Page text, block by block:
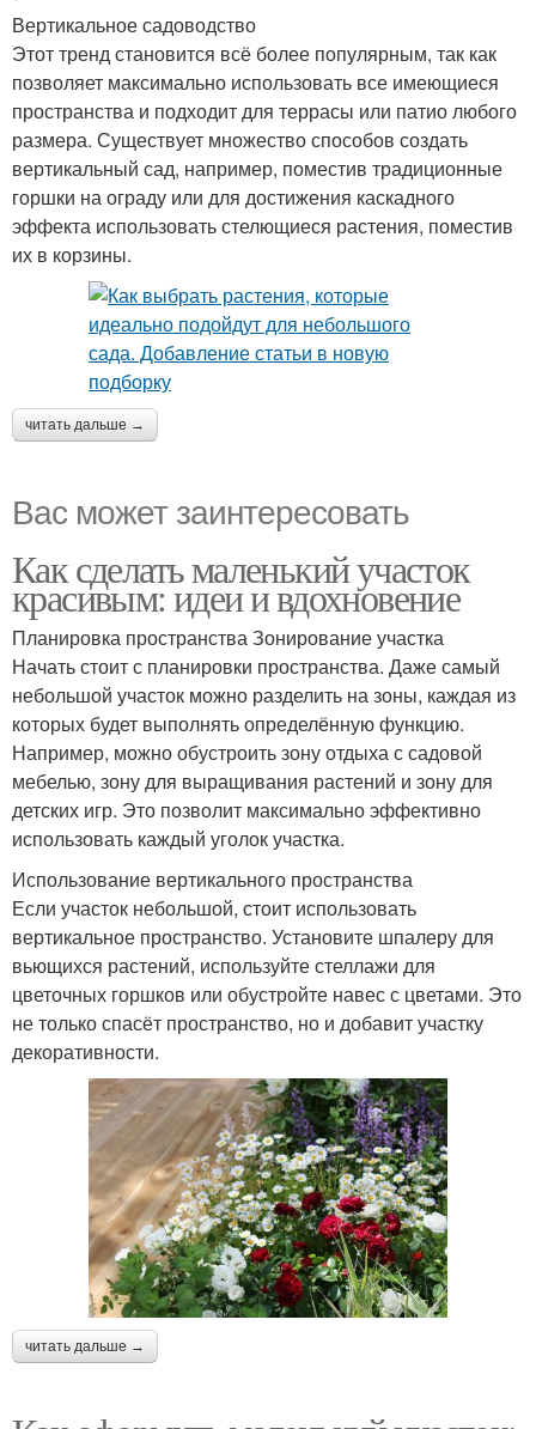
Вертикальное садоводство
Этот тренд становится всё более популярным, так как
позволяет максимально использовать все имеющиеся
пространства и подходит для террасы или патио любого
размера. Существует множество способов создать
вертикальный сад, например, поместив традиционные
горшки на ограду или для достижения каскадного
эффекта использовать стелющиеся растения, поместив
их в корзины.
читать дальше →
Вас может заинтересовать
Как сделать маленький участок
красивым: идеи и вдохновение
Планировка пространства Зонирование участка
Начать стоит с планировки пространства. Даже самый
небольшой участок можно разделить на зоны, каждая из
которых будет выполнять определённую функцию.
Например, можно обустроить зону отдыха с садовой
мебелью, зону для выращивания растений и зону для
детских игр. Это позволит максимально эффективно
использовать каждый уголок участка.
Использование вертикального пространства
Если участок небольшой, стоит использовать
вертикальное пространство. Установите шпалеру для
вьющихся растений, используйте стеллажи для
цветочных горшков или обустройте навес с цветами. Это
не только спасёт пространство, но и добавит участку
декоративности.
читать дальше →